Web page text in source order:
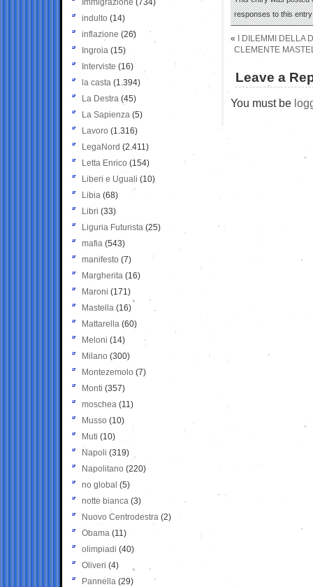
responses to this
«
I DILEMMI DELLA
CLEMENTE
Leave a
You must be
Immigrazione (734)
indulto (14)
inflazione (26)
Ingroia (15)
Interviste (16)
la casta (1.394)
La Destra (45)
La Sapienza (5)
Lavoro (1.316)
LegaNord (2.411)
Letta Enrico (154)
Liberi e Uguali (10)
Libia (68)
Libri (33)
Liguria Futurista (25)
mafia (543)
manifesto (7)
Margherita (16)
Maroni (171)
Mastella (16)
Mattarella (60)
Meloni (14)
Milano (300)
Montezemolo (7)
Monti (357)
moschea (11)
Musso (10)
Muti (10)
Napoli (319)
Napolitano (220)
no global (5)
notte bianca (3)
Nuovo Centrodestra (2)
Obama (11)
olimpiadi (40)
Oliveri (4)
Pannella (29)